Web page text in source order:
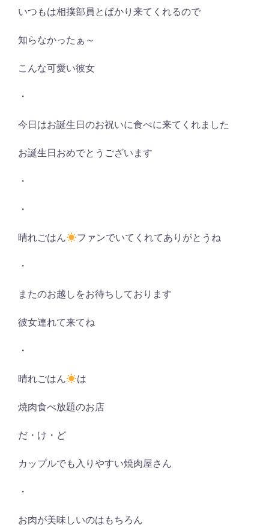
いつもは相撲部員とばかり来てくれるので
知らなかったぁ～
こんな可愛い彼女
・
今日はお誕生日のお祝いに食べに来てくれました
お誕生日おめでとうございます
・
・
晴れごはん ファンでいてくれてありがとうね
・
またのお越しをお待ちしております
彼女連れて来てね
・
晴れごはん は
焼肉食べ放題のお店
だ・け・ど
カップルでも入りやすい焼肉屋さん
・
お肉が美味しいのはもちろん